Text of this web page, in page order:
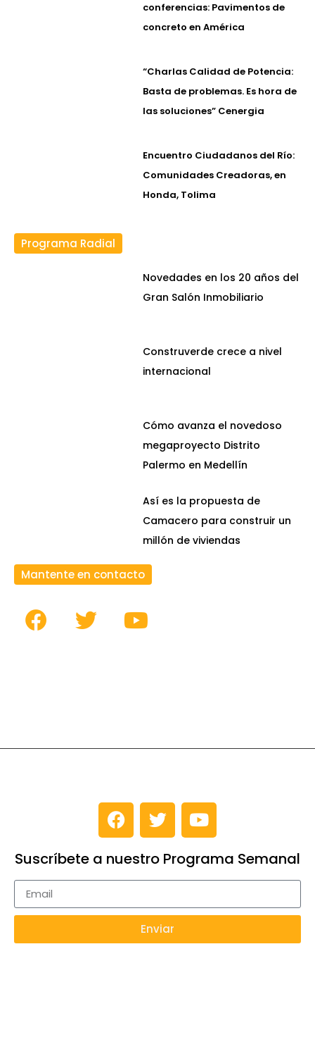
conferencias: Pavimentos de
concreto en América
“Charlas Calidad de Potencia:
Basta de problemas. Es hora de
las soluciones” Cenergia
Encuentro Ciudadanos del Río:
Comunidades Creadoras, en
Honda, Tolima
Programa Radial
Novedades en los 20 años del
Gran Salón Inmobiliario
Construverde crece a nivel
internacional
Cómo avanza el novedoso
megaproyecto Distrito
Palermo en Medellín
Así es la propuesta de
Camacero para construir un
millón de viviendas
Mantente en contacto
Suscríbete a nuestro Programa Semanal
Enviar